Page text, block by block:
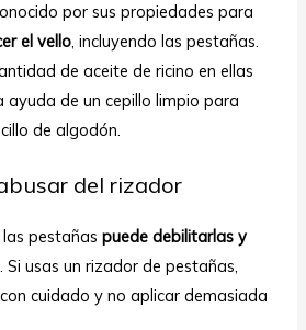
por sus propiedades para
el vello, incluyendo las pestañas.
de aceite de ricino en ellas
ayuda de un cepillo limpio para
de algodón.
del rizador
las pestañaspuede debilitarlas y
. Si usas un rizador de pestañas,
cuidado y no aplicar demasiada